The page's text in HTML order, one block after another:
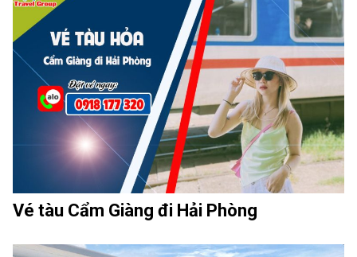
Vé tàu Cẩm Giàng đi Hải Phòng